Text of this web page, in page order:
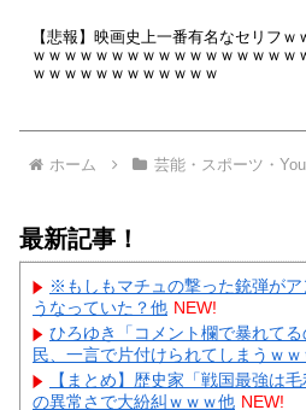
【悲報】映画史上一番有名なセリフｗ
ｗｗｗｗｗｗｗｗｗｗｗｗｗｗｗｗｗ
ｗｗｗｗｗｗｗｗｗｗｗｗ
ホーム 芸能・スポーツ・
最新記事！
※もしもマチュの撃った銃弾が
うなっていた？他 NEW!
ひろゆき「コメント欄で暴れて
民、一言で片付けられてしまうｗ
【まとめ】歴史家「戦国最強は
の異常さで大紛糾ｗｗｗ他 NEW!